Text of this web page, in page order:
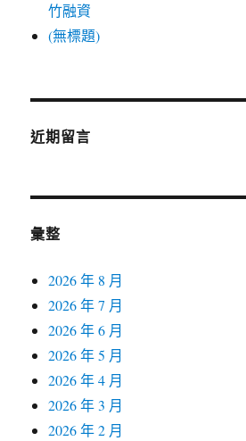
竹融資
(無標題)
近期留言
彙整
2026 年 8 月
2026 年 7 月
2026 年 6 月
2026 年 5 月
2026 年 4 月
2026 年 3 月
2026 年 2 月